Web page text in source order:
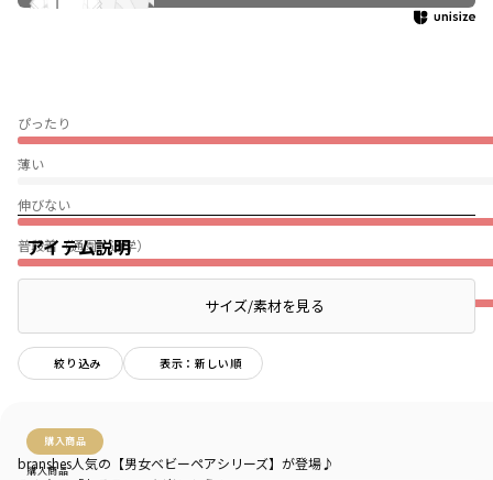
ぴったり
薄い
伸びない
普段着（通園・通学）
★
絞り込み 表示：新しい順
購入商品
購入商品
アイテム説明
サイズ/素材を見る
branshes人気の【男女ベビーペアシリーズ】が登場♪